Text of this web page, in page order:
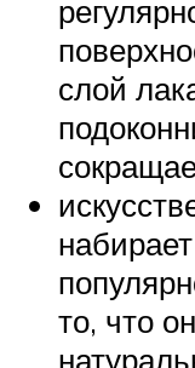
слой
то, что